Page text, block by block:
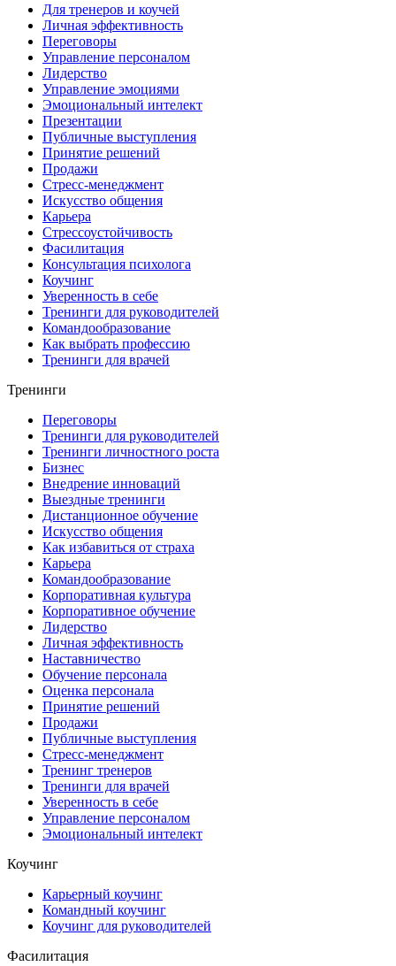
Для тренеров и коучей
Личная эффективность
Переговоры
Управление персоналом
Лидерство
Управление эмоциями
Эмоциональный интелект
Презентации
Публичные выступления
Принятие решений
Продажи
Стресс-менеджмент
Искусство общения
Карьера
Стрессоустойчивость
Фасилитация
Консультация психолога
Коучинг
Уверенность в себе
Тренинги для руководителей
Командообразование
Как выбрать профессию
Тренинги для врачей
Тренинги
Переговоры
Тренинги для руководителей
Тренинги личностного роста
Бизнес
Внедрение инноваций
Выездные тренинги
Дистанционное обучение
Искусство общения
Как избавиться от страха
Карьера
Командообразование
Корпоративная культура
Корпоративное обучение
Лидерство
Личная эффективность
Наставничество
Обучение персонала
Оценка персонала
Принятие решений
Продажи
Публичные выступления
Стресс-менеджмент
Тренинг тренеров
Тренинги для врачей
Уверенность в себе
Управление персоналом
Эмоциональный интелект
Коучинг
Карьерный коучинг
Командный коучинг
Коучинг для руководителей
Фасилитация